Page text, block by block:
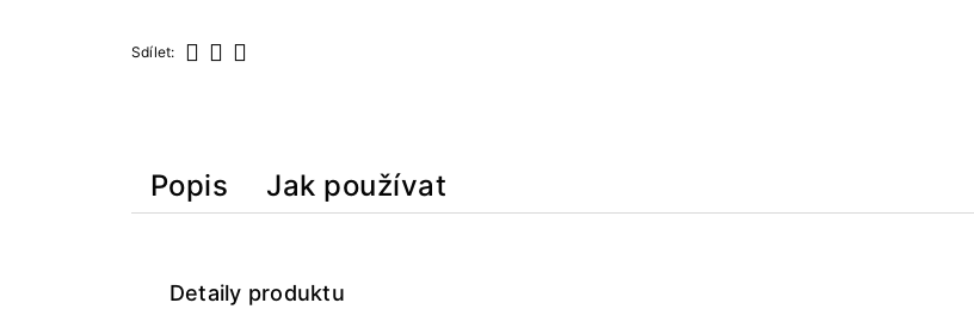
Sdílet:
Popis Jak používat
Detaily produktu